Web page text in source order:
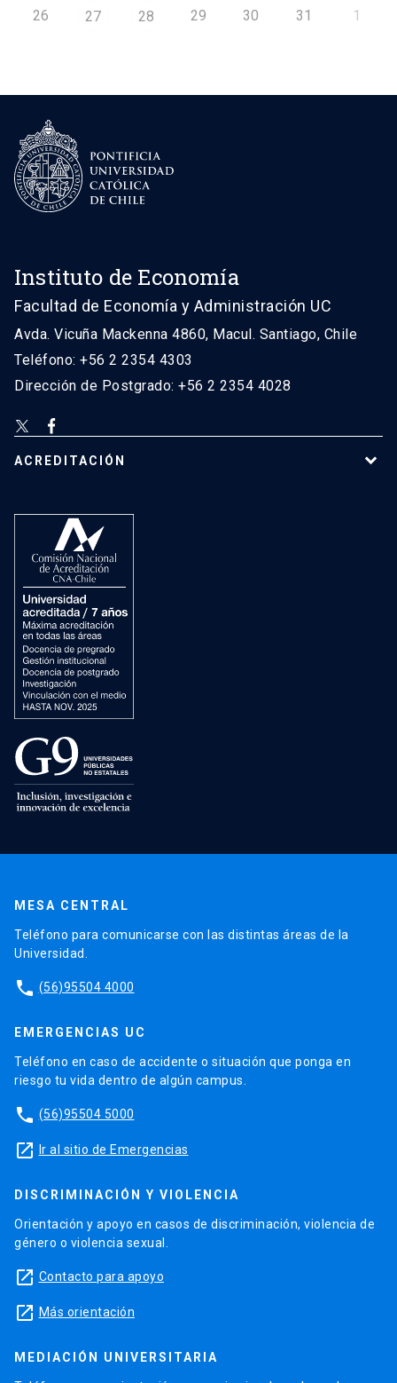
26 27 28 29 30 31 1
Instituto de Economía
Facultad de Economía y Administración UC
Avda. Vicuña Mackenna 4860, Macul. Santiago, Chile
Teléfono: +56 2 2354 4303
Dirección de Postgrado: +56 2 2354 4028
ACREDITACIÓN
MESA CENTRAL
Teléfono para comunicarse con las distintas áreas de la
Universidad.
phone (56)95504 4000
EMERGENCIAS UC
Teléfono en caso de accidente o situación que ponga en
riesgo tu vida dentro de algún campus.
phone (56)95504 5000
launch Ir al sitio de Emergencias
DISCRIMINACIÓN Y VIOLENCIA
Orientación y apoyo en casos de discriminación, violencia de
género o violencia sexual.
launch Contacto para apoyo
launch Más orientación
MEDIACIÓN UNIVERSITARIA